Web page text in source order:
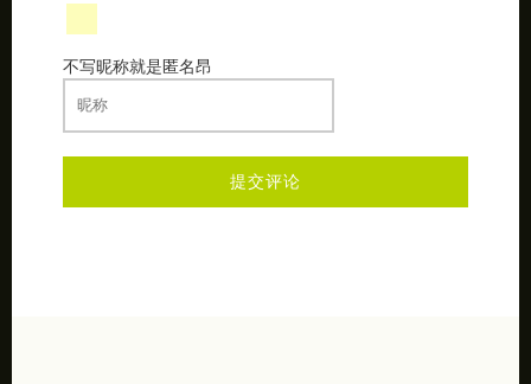
不写昵称就是匿名昂